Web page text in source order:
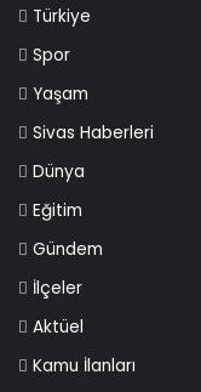
Türkiye
Spor
Yaşam
Sivas Haberleri
Dünya
Eğitim
Gündem
İlçeler
Aktüel
Kamu İlanları